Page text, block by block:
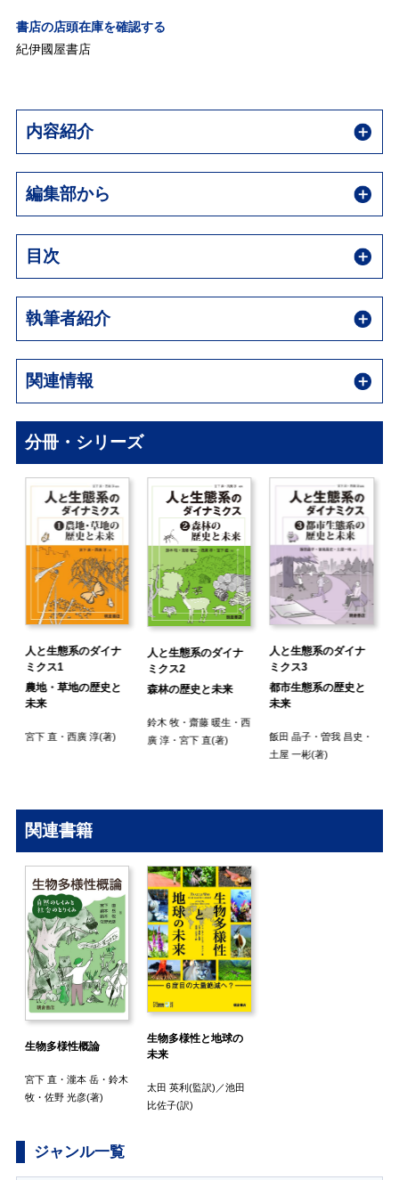
書店の店頭在庫を確認する
紀伊國屋書店
内容紹介
編集部から
目次
執筆者紹介
関連情報
分冊・シリーズ
人と生態系のダイナ
ミクス1
農地・草地の歴史と
未来
宮下 直・ 西廣 淳(著)
人と生態系のダイナ
ミクス2
森林の歴史と未来
鈴木 牧・齋藤 暖生 ・西
廣 淳・宮下 直(著)
人と生態系のダイナ
ミクス3
都市生態系の歴史と
未来
飯田 晶子 ・曽我 昌史 ・
土屋 一彬(著)
関連書籍
生物多様性概論
宮下 直・ 瀧本 岳・ 鈴木
牧・ 佐野 光彦(著)
生物多様性と地球の
未来
太田 英利(監訳)／池田
比佐子(訳)
ジャンル一覧